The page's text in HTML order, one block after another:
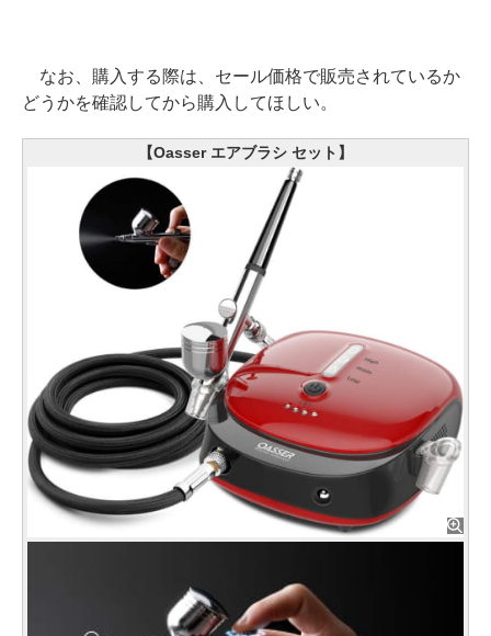
なお、購入する際は、セール価格で販売されているか
どうかを確認してから購入してほしい。
【Oasser エアブラシ セット】